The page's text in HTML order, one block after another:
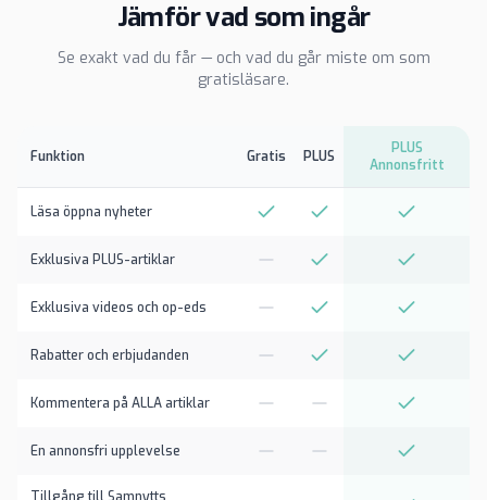
Jämför vad som ingår
Se exakt vad du får — och vad du går miste om som
gratisläsare.
Funktion Gratis PLUS
PLUS
Annonsfritt
Läsa öppna nyheter
Exklusiva PLUS-artiklar
Exklusiva videos och op-eds
Rabatter och erbjudanden
Kommentera på ALLA artiklar
En annonsfri upplevelse